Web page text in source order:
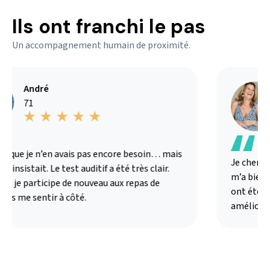
Ils ont franchi le pas
Un accompagnement humain de proximité.
André
71
que je n’en avais pas encore besoin… mais
insistait. Le test auditif a été très clair.
je participe de nouveau aux repas de
me sentir à côté.
Je
m’a bien
ont été
amélioré